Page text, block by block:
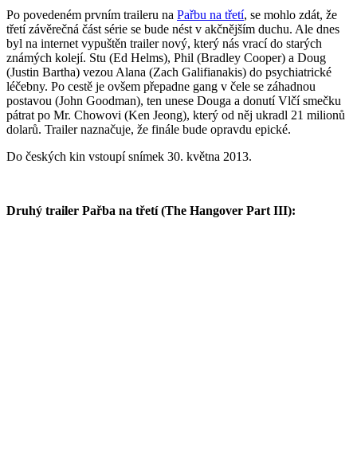
Po povedeném prvním traileru na Pařbu na třetí, se mohlo zdát, že
třetí závěrečná část série se bude nést v akčnějším duchu. Ale dnes
byl na internet vypuštěn trailer nový, který nás vrací do starých
známých kolejí. Stu (Ed Helms), Phil (Bradley Cooper) a Doug
(Justin Bartha) vezou Alana (Zach Galifianakis) do psychiatrické
léčebny. Po cestě je ovšem přepadne gang v čele se záhadnou
postavou (John Goodman), ten unese Douga a donutí Vlčí smečku
pátrat po Mr. Chowovi (Ken Jeong), který od něj ukradl 21 milionů
dolarů. Trailer naznačuje, že finále bude opravdu epické.
Do českých kin vstoupí snímek 30. května 2013.
Druhý trailer Pařba na třetí (The Hangover Part III):